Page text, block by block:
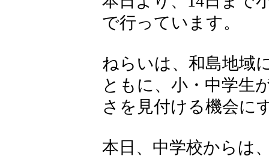
で行っています。
ねらいは、和島地域
ともに、小・中学生
さを見付ける機会に
本日、中学校からは